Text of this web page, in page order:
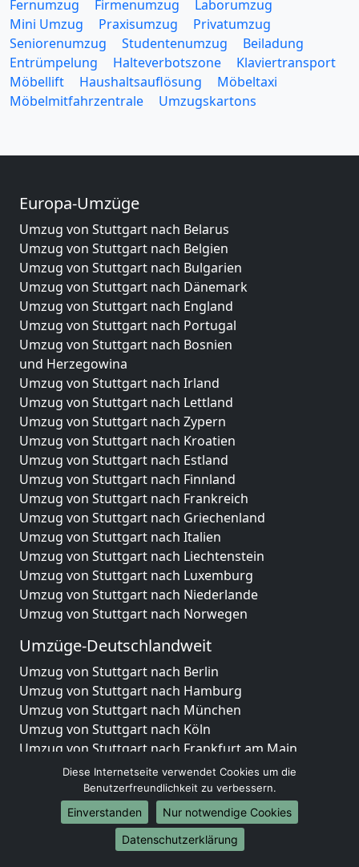
Fernumzug
Firmenumzug
Laborumzug
Mini Umzug
Praxisumzug
Privatumzug
Seniorenumzug
Studentenumzug
Beiladung
Entrümpelung
Halteverbotszone
Klaviertransport
Möbellift
Haushaltsauflösung
Möbeltaxi
Möbelmitfahrzentrale
Umzugskartons
Europa-Umzüge
Umzug von Stuttgart nach Belarus
Umzug von Stuttgart nach Belgien
Umzug von Stuttgart nach Bulgarien
Umzug von Stuttgart nach Dänemark
Umzug von Stuttgart nach England
Umzug von Stuttgart nach Portugal
Umzug von Stuttgart nach Bosnien
und Herzegowina
Umzug von Stuttgart nach Irland
Umzug von Stuttgart nach Lettland
Umzug von Stuttgart nach Zypern
Umzug von Stuttgart nach Kroatien
Umzug von Stuttgart nach Estland
Umzug von Stuttgart nach Finnland
Umzug von Stuttgart nach Frankreich
Umzug von Stuttgart nach Griechenland
Umzug von Stuttgart nach Italien
Umzug von Stuttgart nach Liechtenstein
Umzug von Stuttgart nach Luxemburg
Umzug von Stuttgart nach Niederlande
Umzug von Stuttgart nach Norwegen
Umzüge-Deutschlandweit
Umzug von Stuttgart nach Berlin
Umzug von Stuttgart nach Hamburg
Umzug von Stuttgart nach München
Umzug von Stuttgart nach Köln
Umzug von Stuttgart nach Frankfurt am Main
Umzug von Stuttgart nach Stuttgart
Umzug von Stuttgart nach Düsseldorf
Umzug von Stuttgart nach Leipzig
Umzug von Stuttgart nach Dortmund
Umzug von Stuttgart nach Essen
Diese Internetseite verwendet Cookies um die
Benutzerfreundlichkeit zu verbessern.
Einverstanden
Nur notwendige Cookies
Datenschutzerklärung